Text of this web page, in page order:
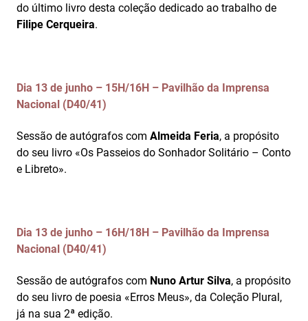
do último livro desta coleção dedicado ao trabalho de
Filipe Cerqueira.
Dia 13 de junho – 15H/16H – Pavilhão da Imprensa
Nacional (D40/41)
Sessão de autógrafos com Almeida Feria, a propósito
do seu livro «Os Passeios do Sonhador Solitário – Conto
e Libreto».
Dia 13 de junho – 16H/18H – Pavilhão da Imprensa
Nacional (D40/41)
Sessão de autógrafos com Nuno Artur Silva, a propósito
do seu livro de poesia «Erros Meus», da Coleção Plural,
já na sua 2ª edição.